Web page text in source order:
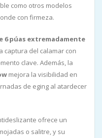
como otros modelos
con firmeza.
6 púas extremadamente
captura del calamar con
clave. Además, la
mejora la visibilidad en
de eging al atardecer
ofrece un
o salitre, y su